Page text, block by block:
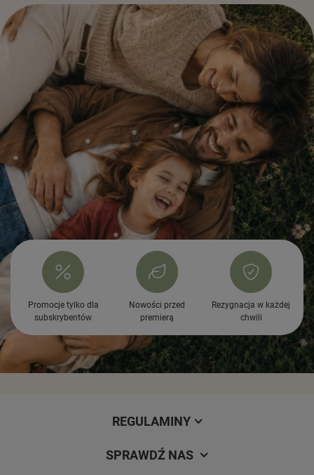
Promocje tylko dla
subskrybentów
Nowości przed
premierą
Rezygnacja w każdej
chwili
REGULAMINY
SPRAWDŹ NAS